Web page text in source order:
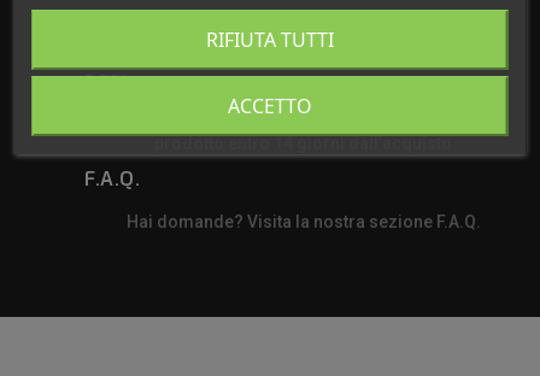
Spediamo in tutta Italia in 24/48h dalla ricezione
dell'ordine ordine con corriere espresso GLS
RESI
F.A.Q.
Hai domande? Visita la nostra sezione F.A.Q.
RIFIUTA TUTTI
ACCETTO